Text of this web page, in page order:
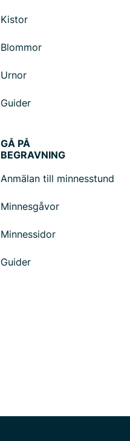
Kistor
Blommor
Urnor
Guider
GÅ PÅ
BEGRAVNING
Anmälan till minnesstund
Minnesgåvor
Minnessidor
Guider